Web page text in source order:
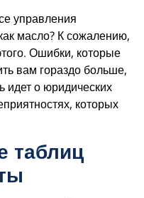
управления
масло? К сожалению,
Ошибки, которые
вам гораздо больше,
идет о юридических
которых
таблиц